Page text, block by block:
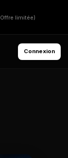
limitée)
Connexion